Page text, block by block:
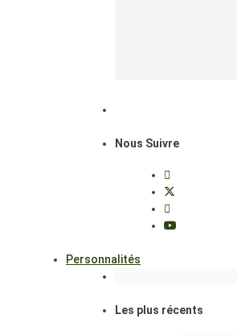
Nous Suivre
Personnalités
Les plus récents